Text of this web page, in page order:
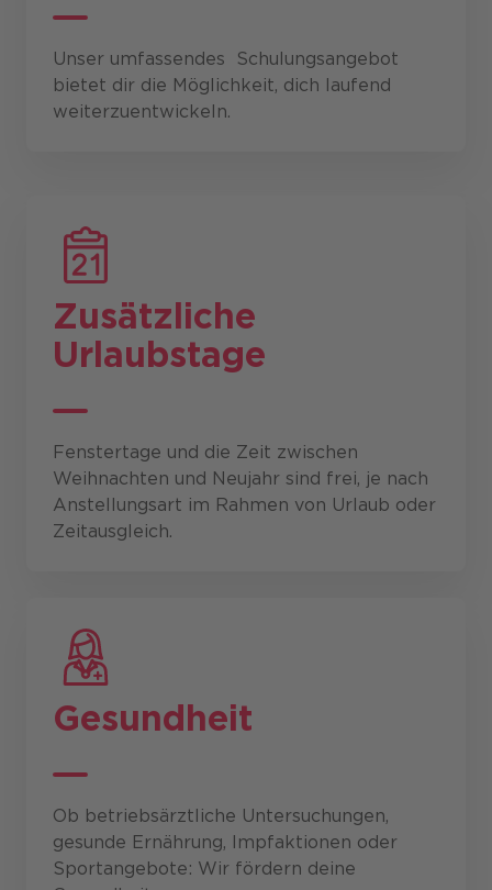
Unser umfassendes Schulungsangebot
bietet dir die Möglichkeit, dich laufend
weiterzuentwickeln.
Zusätzliche
Urlaubstage
Fenstertage und die Zeit zwischen
Weihnachten und Neujahr sind frei, je nach
Anstellungsart im Rahmen von Urlaub oder
Zeitausgleich.
Gesundheit
Ob betriebsärztliche Untersuchungen,
gesunde Ernährung, Impfaktionen oder
Sportangebote: Wir fördern deine